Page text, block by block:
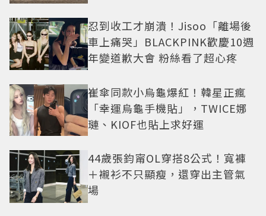
忍到收工才崩潰！Jisoo「離場後
車上痛哭」BLACKPINK歡慶10週
年變道歉大會 粉絲看了超心疼
崔傘同款小烏龜爆紅！韓星正瘋
「幸運烏龜手機貼」，TWICE娜
璉、KIOF也貼上求好運
44歲張鈞甯OL穿搭8公式！寬褲
＋襯衫不只顯瘦，還穿出主管氣
場